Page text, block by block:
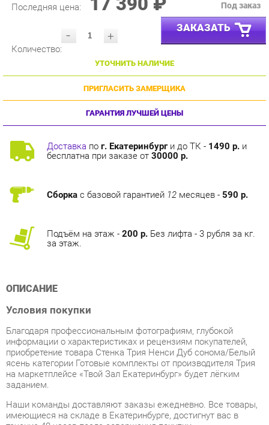
- ЗАКАЗАТЬ
УТОЧНИТЬ НАЛИЧИЕ
ПРИГЛАСИТЬ ЗАМЕРЩИКА
ГАРАНТИЯ ЛУЧШЕЙ ЦЕНЫ
Доставкапог. Екатеринбурги до ТК -1490 р.и
информации о характеристиках и рецензиям покупателей,
ясень категории Готовые комплекты от производителя Трия
на маркетплейсе «Твой Зал Екатеринбург» будет лёгким
заданием.
Наши команды доставляют заказы ежедневно. Все товары,
имеющиеся на складе в Екатеринбурге, достигнут вас в
течение 48 часов после совершения покупки.
Срок доставки до отдалённых регионов, а также для товаров,
находящихся на складах производителей, вычисляется